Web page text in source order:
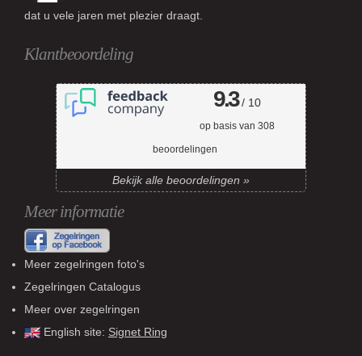
dat u vele jaren met plezier draagt.
Klantbeoordeling
9.3/ 10
op basis van 308
beoordelingen
Bekijk alle beoordelingen »
Meer informatie
Meer zegelringen foto's
Zegelringen Catalogus
Meer over zegelringen
English site: Signet Ring